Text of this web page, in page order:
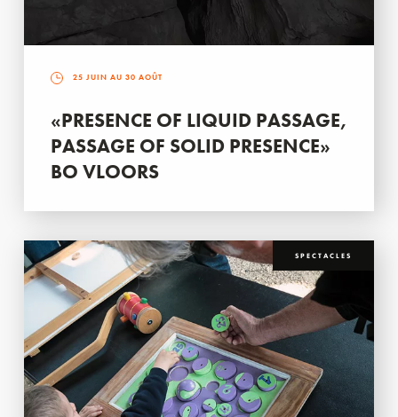
25 JUIN AU 30 AOÛT
«PRESENCE OF LIQUID PASSAGE,
PASSAGE OF SOLID PRESENCE»
BO VLOORS
SPECTACLES